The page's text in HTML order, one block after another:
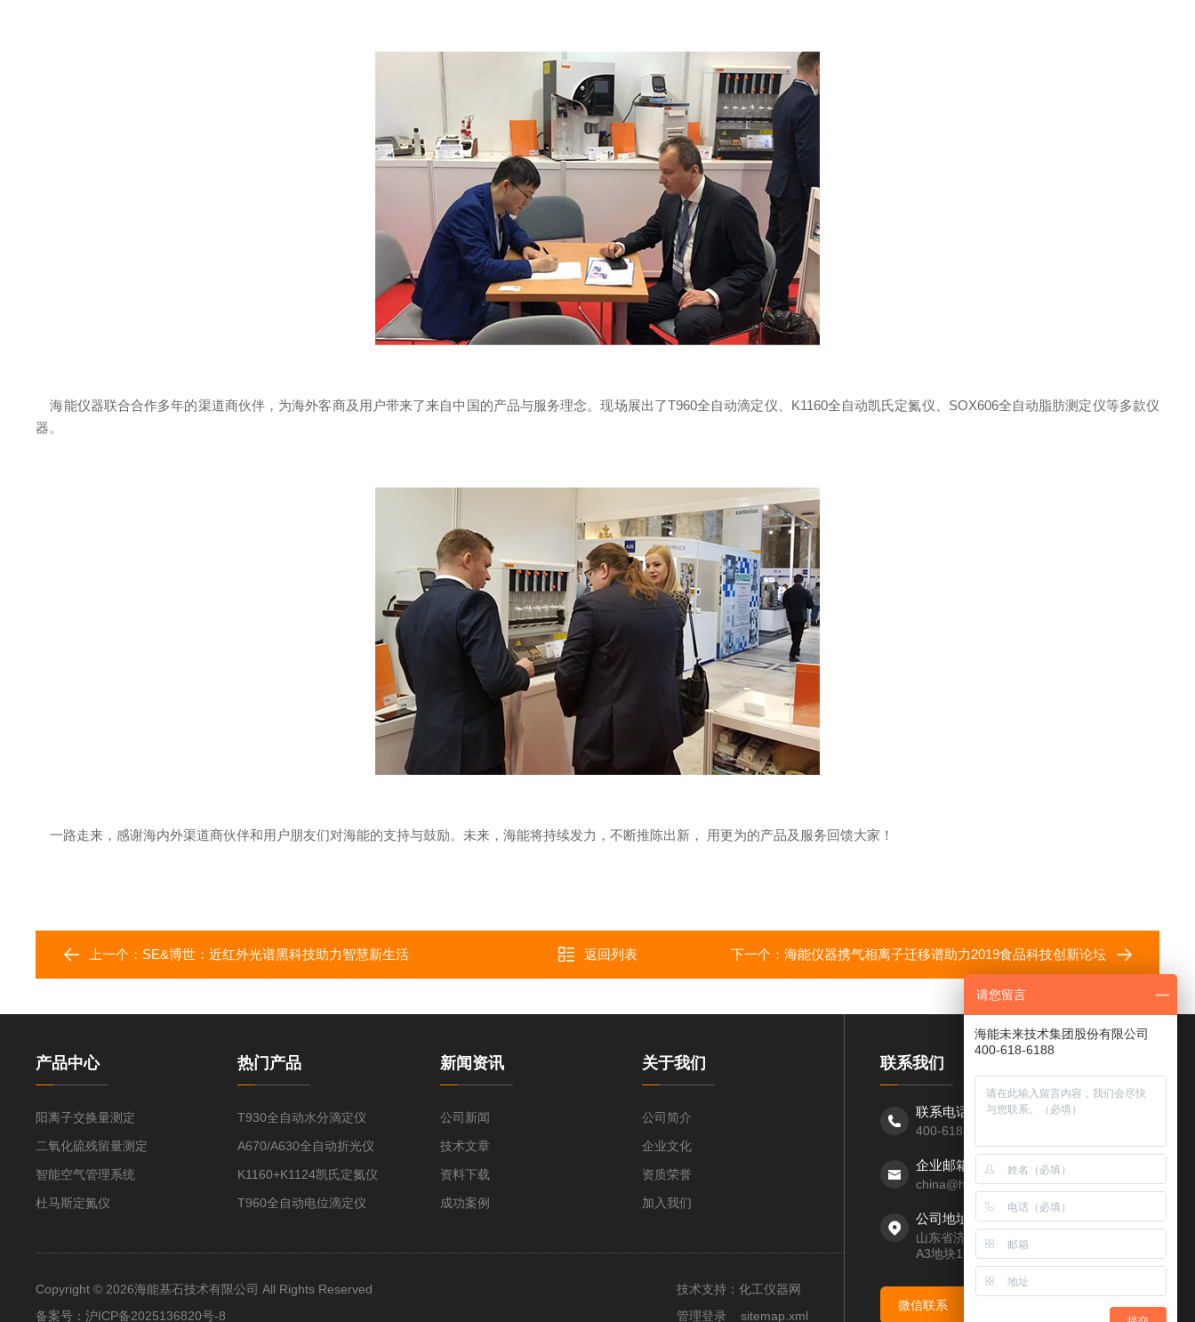
海能仪器联合合作多年的渠道商伙伴，为海外客商及用户带来了来自中国的产品与服务理念。现场展出了T960全自动滴定仪、K1160全自动凯氏定氮仪、SOX606全自动脂肪测定仪等多款仪
器。
一路走来，感谢海内外渠道商伙伴和用户朋友们对海能的支持与鼓励。未来，海能将持续发力，不断推陈出新， 用更为的产品及服务回馈大家！
上一个： SE&博世：近红外光谱黑科技助力智慧新生活 返回列表 下一个： 海能仪器携气相离子迁移谱助力2019食品科技创新论坛
联系我们
联系电话：
400-618-6188
企业邮箱：
china@hanon.cc
公司地址：
山东省济南市高新区经十路7000号汉峪金谷
A3地块1号楼第四层
微信联系
产品中心
阳离子交换量测定
二氧化硫残留量测定
智能空气管理系统
杜马斯定氮仪
热门产品
T930全自动水分滴定仪
A670/A630全自动折光仪
K1160+K1124凯氏定氮仪
T960全自动电位滴定仪
新闻资讯
公司新闻
技术文章
资料下载
成功案例
关于我们
公司简介
企业文化
资质荣誉
加入我们
Copyright © 2026海能基石技术有限公司 All Rights Reserved
备案号： 沪ICP备2025136820号-8
技术支持：化工仪器网
管理登录
sitemap.xml
请您留言
海能未来技术集团股份有限公司
400-618-6188